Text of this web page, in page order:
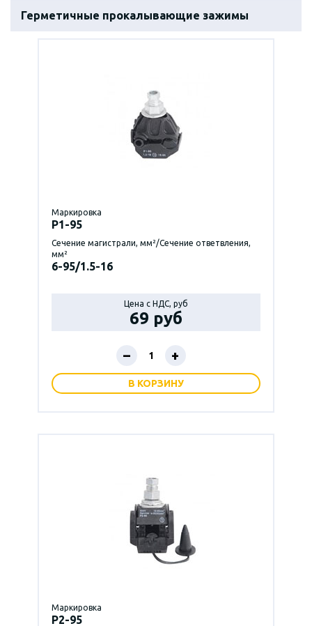
Герметичные прокалывающие зажимы
Маркировка
P1-95
Сечение магистрали, мм²/Сечение ответвления,
мм²
6-95/1.5-16
Цена с НДС, руб
69 руб
– +
В КОРЗИНУ
Маркировка
P2-95